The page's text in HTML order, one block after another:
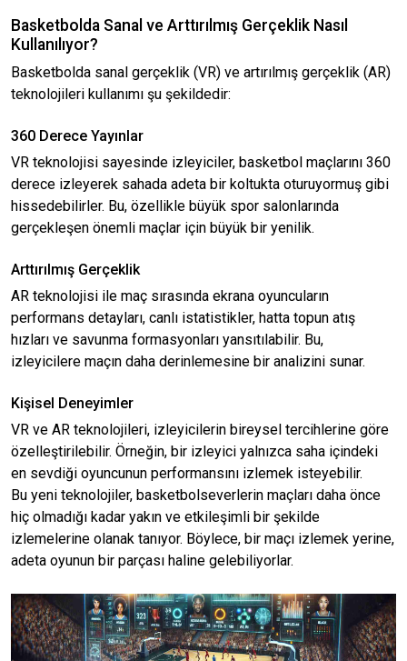
Basketbolda Sanal ve Arttırılmış Gerçeklik Nasıl
Kullanılıyor?
Basketbolda sanal gerçeklik (VR) ve artırılmış gerçeklik (AR)
teknolojileri kullanımı şu şekildedir:
360 Derece Yayınlar
VR teknolojisi sayesinde izleyiciler, basketbol maçlarını 360
derece izleyerek sahada adeta bir koltukta oturuyormuş gibi
hissedebilirler. Bu, özellikle büyük spor salonlarında
gerçekleşen önemli maçlar için büyük bir yenilik.
Arttırılmış Gerçeklik
AR teknolojisi ile maç sırasında ekrana oyuncuların
performans detayları, canlı istatistikler, hatta topun atış
hızları ve savunma formasyonları yansıtılabilir. Bu,
izleyicilere maçın daha derinlemesine bir analizini sunar.
Kişisel Deneyimler
VR ve AR teknolojileri, izleyicilerin bireysel tercihlerine göre
özelleştirilebilir. Örneğin, bir izleyici yalnızca saha içindeki
en sevdiği oyuncunun performansını izlemek isteyebilir.
Bu yeni teknolojiler, basketbolseverlerin maçları daha önce
hiç olmadığı kadar yakın ve etkileşimli bir şekilde
izlemelerine olanak tanıyor. Böylece, bir maçı izlemek yerine,
adeta oyunun bir parçası haline gelebiliyorlar.